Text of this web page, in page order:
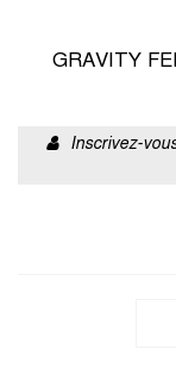
GRAVITY
Inscrivez-